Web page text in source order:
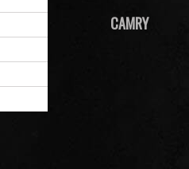
CAMRY